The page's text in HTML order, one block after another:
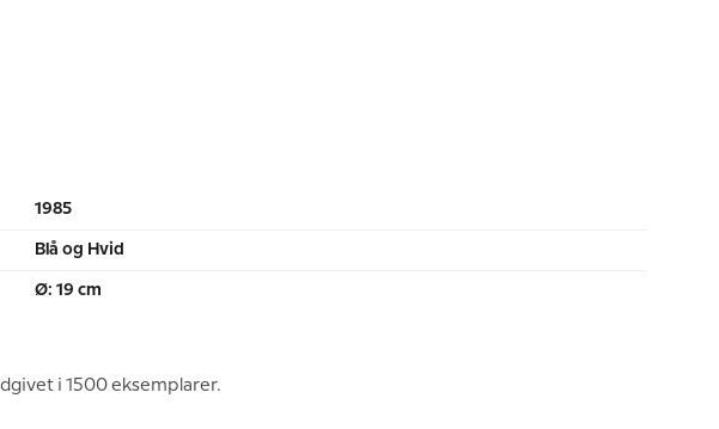
1985
Blå og Hvid
Ø: 19 cm
i 1500 eksemplarer.